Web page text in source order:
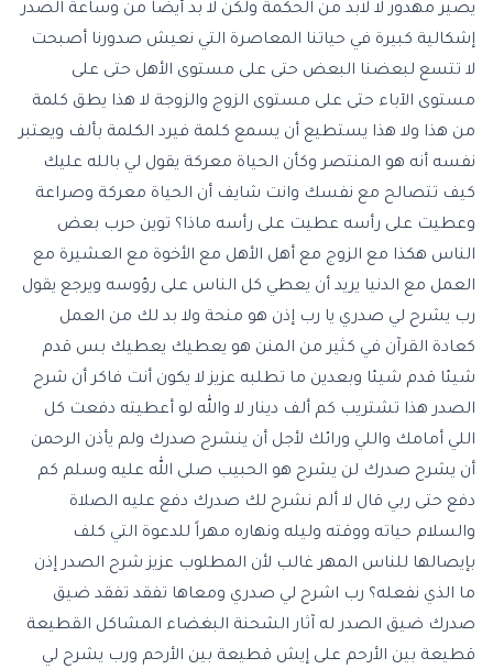
يصير مهدور لا لابد من الحكمة ولكن لا بد أيضا من وساعة الصدر
إشكالية كبيرة في حياتنا المعاصرة التي نعيش صدورنا أصبحت
لا تتسع لبعضنا البعض حتى على مستوى الأهل حتى على
مستوى الآباء حتى على مستوى الزوج والزوجة لا هذا يطق كلمة
من هذا ولا هذا يستطيع أن يسمع كلمة فيرد الكلمة بألف ويعتبر
نفسه أنه هو المنتصر وكأن الحياة معركة يقول لي بالله عليك
كيف تتصالح مع نفسك وانت شايف أن الحياة معركة وصراعة
وعطيت على رأسه عطيت على رأسه ماذا؟ توين حرب بعض
الناس هكذا مع الزوج مع أهل الأهل مع الأخوة مع العشيرة مع
العمل مع الدنيا يريد أن يعطي كل الناس على رؤوسه ويرجع يقول
رب يشرح لي صدري يا رب إذن هو منحة ولا بد لك من العمل
كعادة القرآن في كثير من المنن هو يعطيك يعطيك بس قدم
شيئا قدم شيئا وبعدين ما تطلبه عزيز لا يكون أنت فاكر أن شرح
الصدر هذا تشتريب كم ألف دينار لا والله لو أعطيته دفعت كل
اللي أمامك واللي ورائك لأجل أن ينشرح صدرك ولم يأذن الرحمن
أن يشرح صدرك لن يشرح هو الحبيب صلى الله عليه وسلم كم
دفع حتى ربي قال لا ألم نشرح لك صدرك دفع عليه الصلاة
والسلام حياته ووقته وليله ونهاره مهراً للدعوة التي كلف
بإيصالها للناس المهر غالب لأن المطلوب عزيز شرح الصدر إذن
ما الذي نفعله؟ رب اشرح لي صدري ومعاها تفقد تفقد ضيق
صدرك ضيق الصدر له آثار الشحنة البغضاء المشاكل القطيعة
قطيعة بين الأرحم على إيش قطيعة بين الأرحم ورب يشرح لي